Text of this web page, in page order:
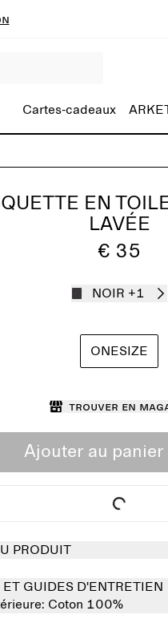
Cartes-cadeaux
EN
LAVÉE
€ 35
NOIR +1
ONESIZE
Trouver en
Ajouter au panier
PRODUIT
ET GUIDES D'ENTRETIEN
Coton 100%